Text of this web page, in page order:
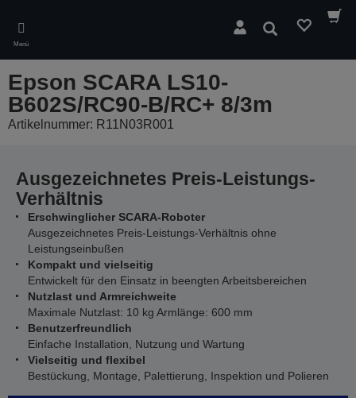
main
content
Menü
Suchen
Epson SCARA LS10-
B602S/RC90-B/RC+ 8/3m
Artikelnummer: R11N03R001
Ausgezeichnetes Preis-Leistungs-
Verhältnis
Erschwinglicher SCARA-Roboter
Ausgezeichnetes Preis-Leistungs-Verhältnis ohne
Leistungseinbußen
Kompakt und vielseitig
Entwickelt für den Einsatz in beengten Arbeitsbereichen
Nutzlast und Armreichweite
Maximale Nutzlast: 10 kg Armlänge: 600 mm
Benutzerfreundlich
Einfache Installation, Nutzung und Wartung
Vielseitig und flexibel
Bestückung, Montage, Palettierung, Inspektion und Polieren